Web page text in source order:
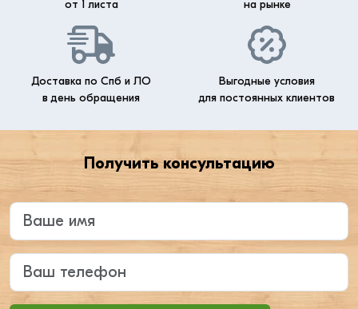
от 1 листа
на рынке
Доставка по Спб и ЛО
в день обращения
Выгодные условия
для постоянных клиентов
Получить консультацию
Введите ваше имя
Ваш телефон